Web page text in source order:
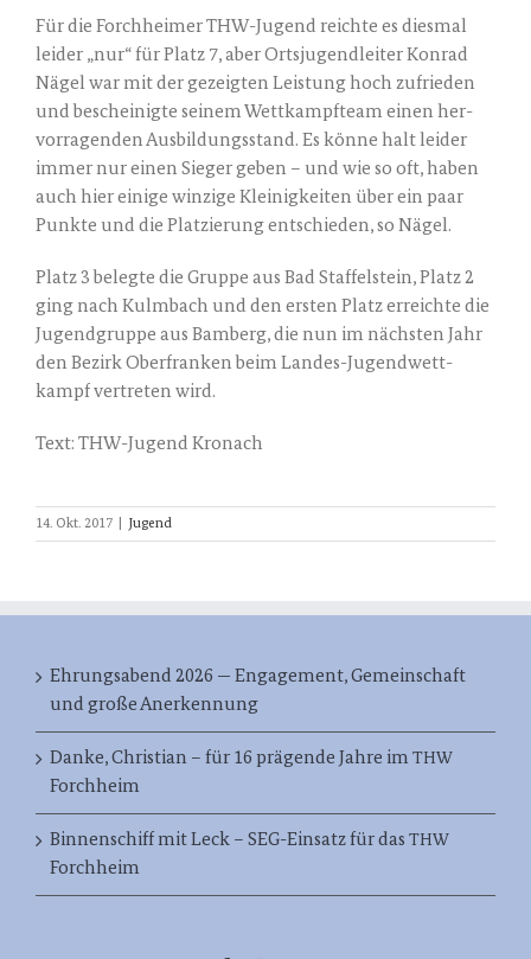
Für die Forch­hei­mer THW-Jugend reich­te es dies­mal
lei­der „nur“ für Platz 7, aber Orts­ju­gend­lei­ter Kon­rad
Nägel war mit der gezeig­ten Leis­tung hoch zufrie­den
und beschei­nig­te sei­nem Wett­kampf­team einen her­
vor­ra­gen­den Aus­bil­dungs­stand. Es kön­ne halt lei­der
immer nur einen Sie­ger geben – und wie so oft, haben
auch hier eini­ge win­zi­ge Klei­nig­kei­ten über ein paar
Punk­te und die Plat­zie­rung ent­schie­den, so Nägel.
Platz 3 beleg­te die Grup­pe aus Bad Staf­fel­stein, Platz 2
ging nach Kulm­bach und den ers­ten Platz erreich­te die
Jugend­grup­pe aus Bam­berg, die nun im nächs­ten Jahr
den Bezirk Ober­fran­ken beim Lan­des-Jugend­wett­
kampf ver­tre­ten wird.
Text: THW-Jugend Kronach
14. Okt. 2017 Jugend
Ehrungsabend 2026 — Engagement, Gemeinschaft
und große Anerkennung
Danke, Christian – für 16 prägende Jahre im THW
Forchheim
Binnenschiff mit Leck – SEG-Einsatz für das THW
Forchheim